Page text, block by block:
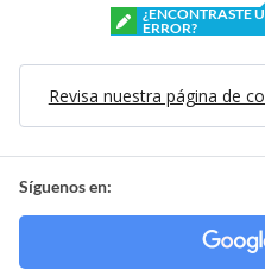
¿ENCONTRASTE
ERROR?
Revisa nuestra página de
Síguenos en: